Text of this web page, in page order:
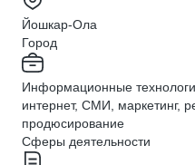
Йошкар-Ола
Город
Информационные
интернет, СМИ, маркетинг,
продюсирование
Сферы деятельности